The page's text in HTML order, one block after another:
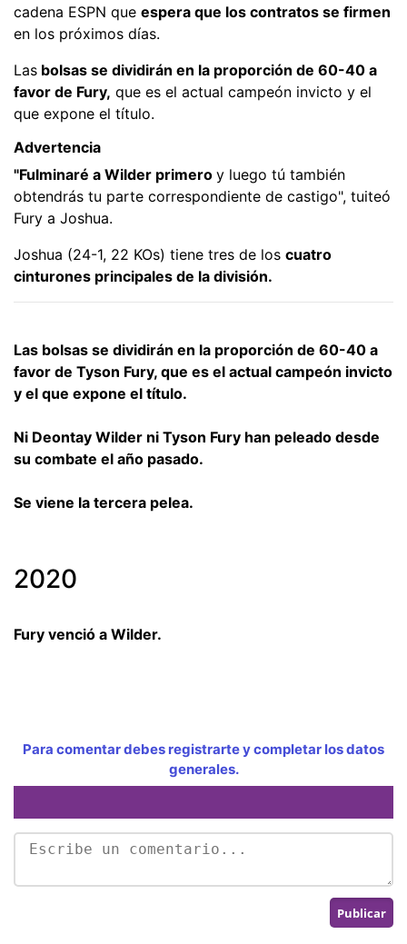
cadena ESPN que espera que los contratos se firmen
en los próximos días.
Las bolsas se dividirán en la proporción de 60-40 a
favor de Fury, que es el actual campeón invicto y el
que expone el título.
Advertencia
"Fulminaré a Wilder primero y luego tú también
obtendrás tu parte correspondiente de castigo", tuiteó
Fury a Joshua.
Joshua (24-1, 22 KOs) tiene tres de los cuatro
cinturones principales de la división.
Las bolsas se dividirán en la proporción de 60-40 a
favor de Tyson Fury, que es el actual campeón invicto
y el que expone el título.
Ni Deontay Wilder ni Tyson Fury han peleado desde
su combate el año pasado.
Se viene la tercera pelea.
2020
Fury venció a Wilder.
Para comentar debes registrarte y completar los datos
generales.